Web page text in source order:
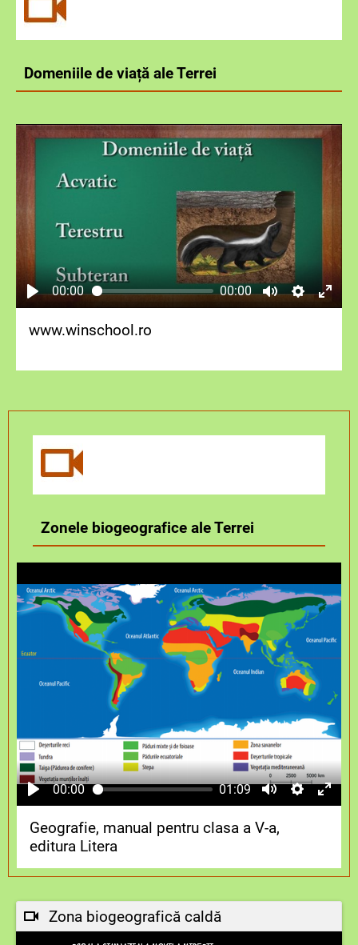
Domeniile de viață ale Terrei
00:00 00:00
www.winschool.ro
Zonele biogeografice ale Terrei
00:00 01:09
Geografie, manual pentru clasa a V-a,
editura Litera
Zona biogeografică caldă